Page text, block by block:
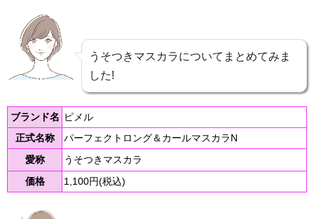
うそつきマスカラについてまとめてみま
した!
ブランド名 ピメル
正式名称
パーフェクトロング＆カールマスカラN
愛称 うそつきマスカラ
価格 1,100円(税込)